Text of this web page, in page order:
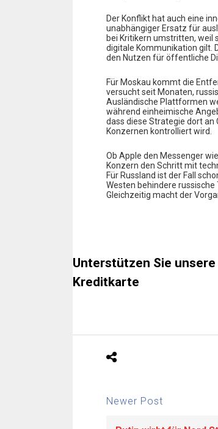
Der Konflikt hat auch eine
unabhängiger Ersatz für
bei Kritikern umstritten, weil
digitale Kommunikation gilt.
den Nutzen für öffentliche
Für Moskau kommt die
versucht seit Monaten,
Ausländische Plattformen
während einheimische
dass diese Strategie dort
Konzernen kontrolliert wird.
Ob Apple den Messenger
Konzern den Schritt mit
Für Russland ist der Fall
Westen behindere
Gleichzeitig macht der
Unterstützen Sie
Kreditkarte
Newer Post